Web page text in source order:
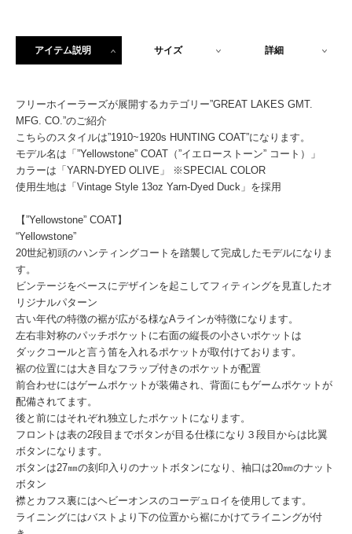
アイテム説明 サイズ 詳細
フリーホイーラーズが展開するカテゴリー”GREAT LAKES GMT.
MFG. CO.”のご紹介
こちらのスタイルは”1910~1920s HUNTING COAT”になります。
モデル名は「”Yellowstone” COAT（”イエローストーン” コート）」
カラーは「YARN-DYED OLIVE」 ※SPECIAL COLOR
使用生地は「Vintage Style 13oz Yarn-Dyed Duck」を採用
【”Yellowstone” COAT】
“Yellowstone”
20世紀初頭のハンティングコートを踏襲して完成したモデルになりま
す。
ビンテージをベースにデザインを起こしてフィティングを見直したオ
リジナルパターン
古い年代の特徴の裾が広がる様なAラインが特徴になります。
左右非対称のパッチポケットに右面の縦長の小さいポケットは
ダックコールと言う笛を入れるポケットが取付けております。
裾の位置には大き目なフラップ付きのポケットが配置
前合わせにはゲームポケットが装備され、背面にもゲームポケットが
配備されてます。
後と前にはそれぞれ独立したポケットになります。
フロントは表の2段目までボタンが目る仕様になり３段目からは比翼
ボタンになります。
ボタンは27㎜の刻印入りのナットボタンになり、袖口は20㎜のナット
ボタン
襟とカフス裏にはヘビーオンスのコーデュロイを使用してます。
ライニングにはバストより下の位置から裾にかけてライニングが付